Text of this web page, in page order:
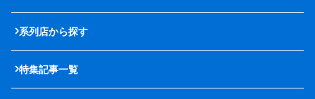
系列店から探す
特集記事一覧